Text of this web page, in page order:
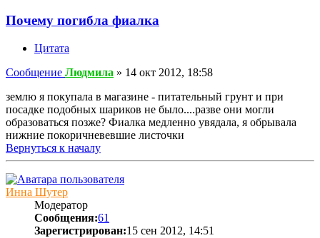
Почему погибла фиалка
Цитата
Сообщение Людмила » 14 окт 2012, 18:58
землю я покупала в магазине - питательный грунт и при
посадке подобных шариков не было....разве они могли
образоваться позже? Фиалка медленно увядала, я обрывала
нижние покоричневевшие листочки
Вернуться к началу
Инна Шутер
Модератор
Сообщения:61
Зарегистрирован:15 сен 2012, 14:51